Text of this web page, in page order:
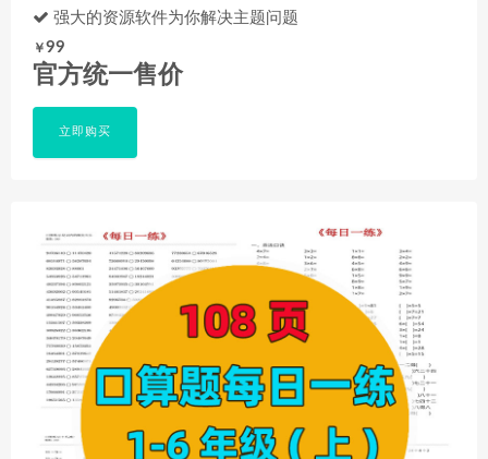
强大的资源软件为你解决主题问题
￥99
官方统一售价
立即购买